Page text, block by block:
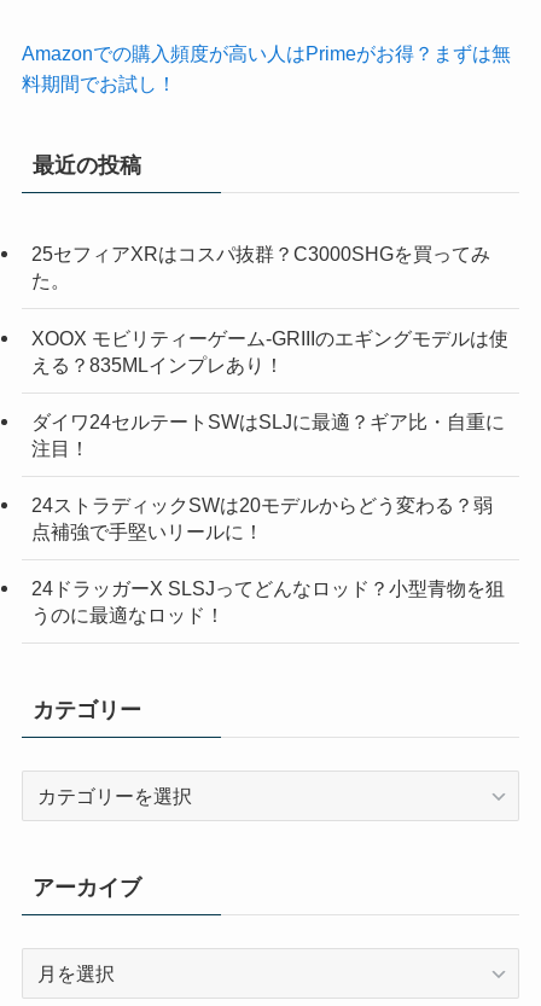
Amazonでの購入頻度が高い人はPrimeがお得？まずは無
料期間でお試し！
最近の投稿
25セフィアXRはコスパ抜群？C3000SHGを買ってみ
た。
XOOX モビリティーゲーム-GRIIIのエギングモデルは使
える？835MLインプレあり！
ダイワ24セルテートSWはSLJに最適？ギア比・自重に
注目！
24ストラディックSWは20モデルからどう変わる？弱
点補強で手堅いリールに！
24ドラッガーX SLSJってどんなロッド？小型青物を狙
うのに最適なロッド！
カテゴリー
リ
ー
アーカイブ